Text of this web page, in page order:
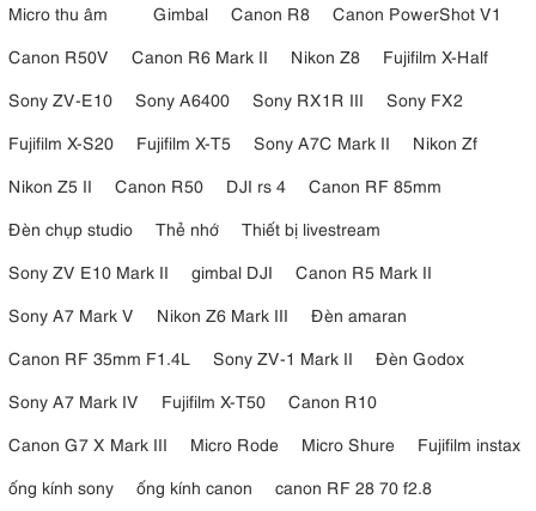
Micro thu âm Gimbal Canon R8
Canon PowerShot V1
Canon R50V
Canon R6 Mark II Nikon Z8
Fujifilm X-Half
Sony ZV-E10
Sony A6400 Sony RX1R III
Sony FX2
Fujifilm X-S20
Fujifilm X-T5 Sony A7C Mark II
Nikon Zf
Nikon Z5 II
Canon R50 DJI rs 4
Canon RF 85mm
Đèn chụp studio
Thẻ nhớ
Thiết bị livestream
Sony ZV E10 Mark II
gimbal DJI
Canon R5 Mark II
Sony A7 Mark V
Nikon Z6 Mark III
Đèn amaran
Canon RF 35mm F1.4L
Sony ZV-1 Mark II
Đèn Godox
Sony A7 Mark IV
Fujifilm X-T50
Canon R10
Canon G7 X Mark III
Micro Rode Micro Shure
Fujifilm instax
ống kính sony
ống kính canon
canon RF 28 70 f2.8